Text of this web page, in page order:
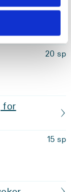
20 sp
for
15 sp